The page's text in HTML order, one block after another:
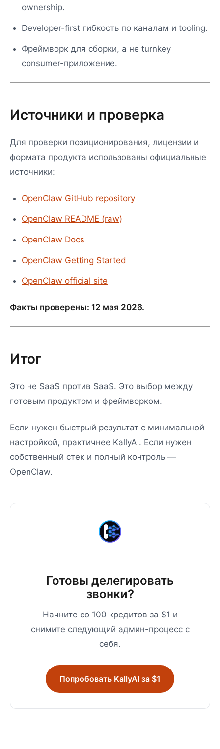
ownership.
Developer-first гибкость по каналам и tooling.
Фреймворк для сборки, а не turnkey
consumer-приложение.
Источники и проверка
Для проверки позиционирования, лицензии и
формата продукта использованы официальные
источники:
OpenClaw GitHub repository
OpenClaw README (raw)
OpenClaw Docs
OpenClaw Getting Started
OpenClaw official site
Факты проверены: 12 мая 2026.
Итог
Это не SaaS против SaaS. Это выбор между
готовым продуктом и фреймворком.
Если нужен быстрый результат с минимальной
настройкой, практичнее KallyAI. Если нужен
собственный стек и полный контроль —
OpenClaw.
Готовы делегировать
звонки?
Начните со 100 кредитов за $1 и
снимите следующий админ-процесс с
себя.
Попробовать KallyAI за $1